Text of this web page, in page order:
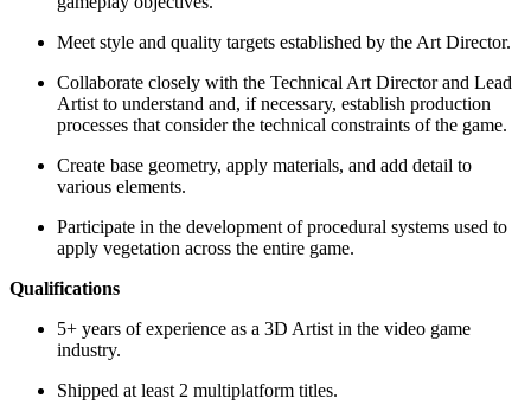
Meet style and quality targets established by the Art Director.
Collaborate closely with the Technical Art Director and Lead
Artist to understand and, if necessary, establish production
processes that consider the technical constraints of the game.
Create base geometry, apply materials, and add detail to
various elements.
Participate in the development of procedural systems used to
apply vegetation across the entire game.
Qualifications
5+ years of experience as a 3D Artist in the video game
industry.
Shipped at least 2 multiplatform titles.